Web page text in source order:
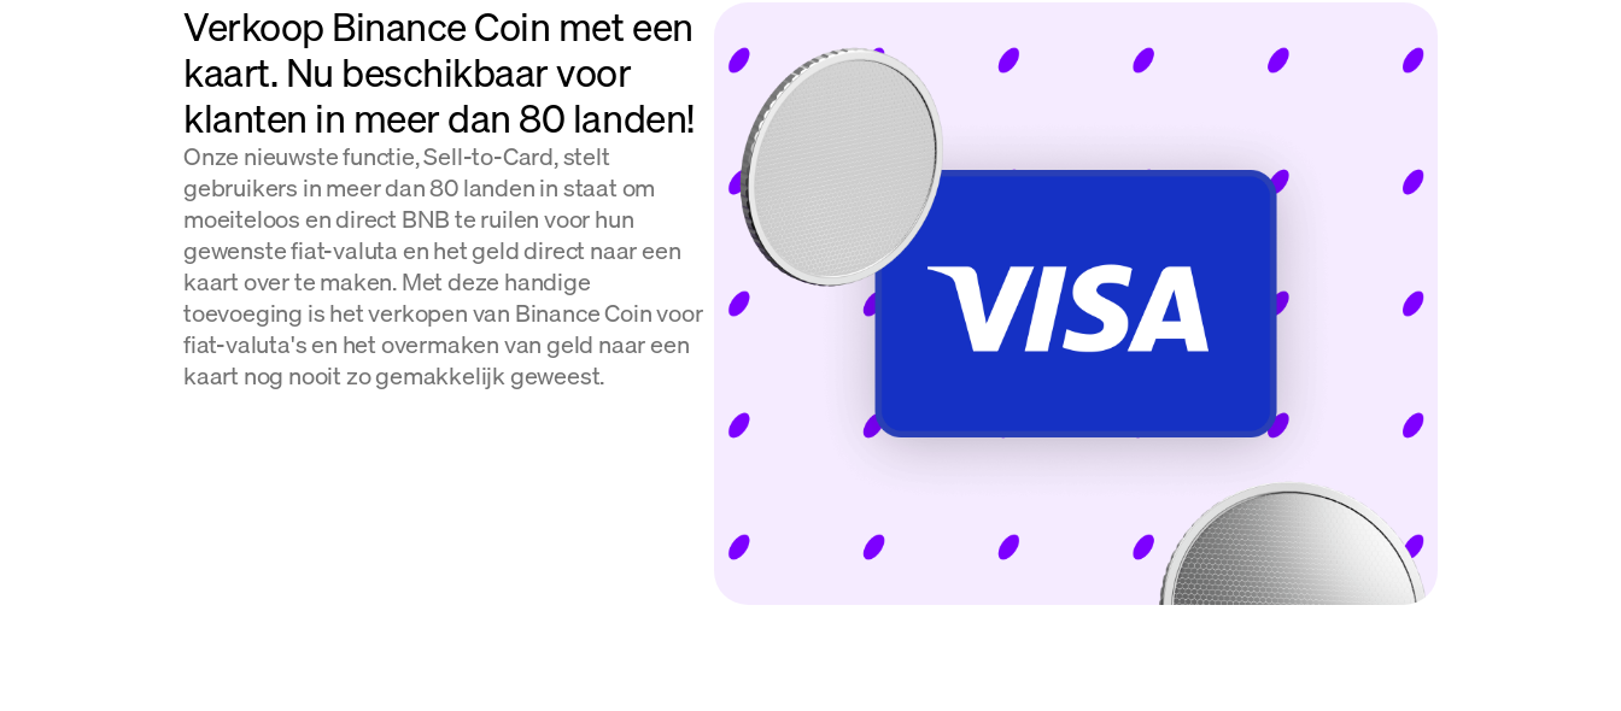
Verkoop Binance Coin met een
kaart. Nu beschikbaar voor
klanten in meer dan 80 landen!
Onze nieuwste functie, Sell-to-Card, stelt
gebruikers in meer dan 80 landen in staat om
moeiteloos en direct BNB te ruilen voor hun
gewenste fiat-valuta en het geld direct naar een
kaart over te maken. Met deze handige
toevoeging is het verkopen van Binance Coin voor
fiat-valuta's en het overmaken van geld naar een
kaart nog nooit zo gemakkelijk geweest.